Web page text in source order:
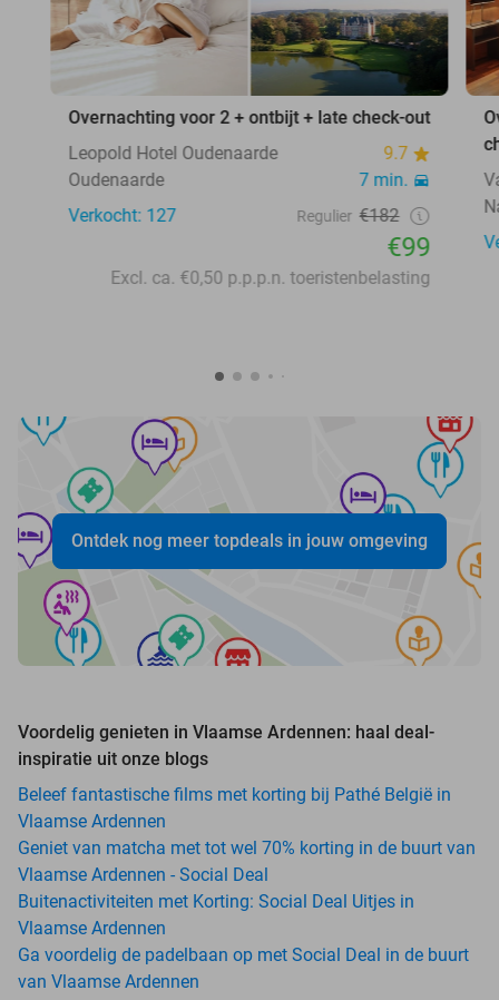
Overnachting voor 2 + ontbijt + late check-out
Leopold Hotel Oudenaarde
9.7
Oudenaarde
7 min.
Verkocht: 127
Regulier €182
€99
Excl. ca. €0,50 p.p.p.n. toeristenbelasting
Ontdek nog meer topdeals in jouw omgeving
Voordelig genieten in Vlaamse Ardennen: haal deal-
inspiratie uit onze blogs
Beleef fantastische films met korting bij Pathé België in
Vlaamse Ardennen
Geniet van matcha met tot wel 70% korting in de buurt van
Vlaamse Ardennen - Social Deal
Buitenactiviteiten met Korting: Social Deal Uitjes in
Vlaamse Ardennen
Ga voordelig de padelbaan op met Social Deal in de buurt
van Vlaamse Ardennen